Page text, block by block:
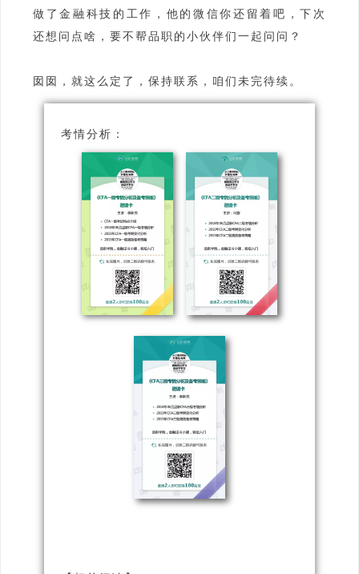
做了金融科技的工作，他的微信你还留着吧，下次
还想问点啥，要不帮品职的小伙伴们一起问问？
囡囡，就这么定了，保持联系，咱们未完待续。
考情分析：